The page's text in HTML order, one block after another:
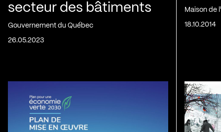
secteur des bâtiments
Gouvernement du Québec
26.05.2023
Maison de
18.10.2014